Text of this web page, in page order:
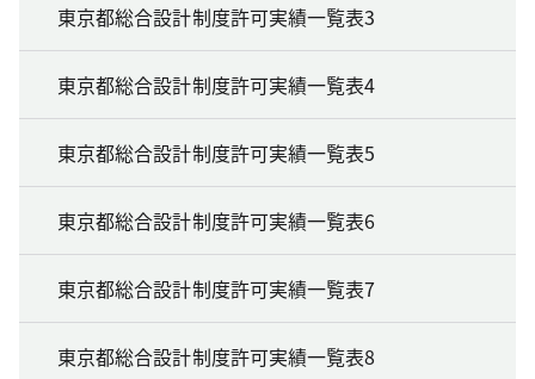
東京都総合設計制度許可実績一覧表3
東京都総合設計制度許可実績一覧表4
東京都総合設計制度許可実績一覧表5
東京都総合設計制度許可実績一覧表6
東京都総合設計制度許可実績一覧表7
東京都総合設計制度許可実績一覧表8